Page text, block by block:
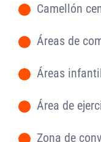
- Camellón
- Áreas de
- Áreas
- Área de
Zona de